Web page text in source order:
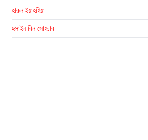
হারুন ইয়াহহিয়া
হুসাইন বিন সোহরাব